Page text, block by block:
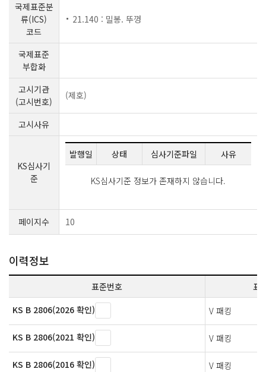
국제표준분
류(ICS)
코드
21.140 : 밀봉. 뚜껑
국제표준
부합화
고시기관
(고시번호)
(제호)
고시사유
KS심사기
준
발행일 상태 심사기준파일 사유
KS심사기준 정보가 존재하지 않습니다.
페이지수 10
이력정보
표준번호
표
KS B 2806(2026 확인)
V 패킹
KS B 2806(2021 확인) V 패킹
KS B 2806(2016 확인) V 패킹